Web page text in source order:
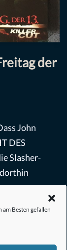
am Besten gefallen
der
John
DES
Slasher-